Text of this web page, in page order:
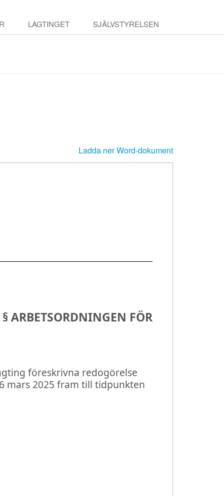
LAGTINGET SJÄLVSTYRELSEN
Ladda ner Word-dokument
ARBETSORDNINGEN FÖR
föreskrivna redogörelse
mars 2025 fram till tidpunkten